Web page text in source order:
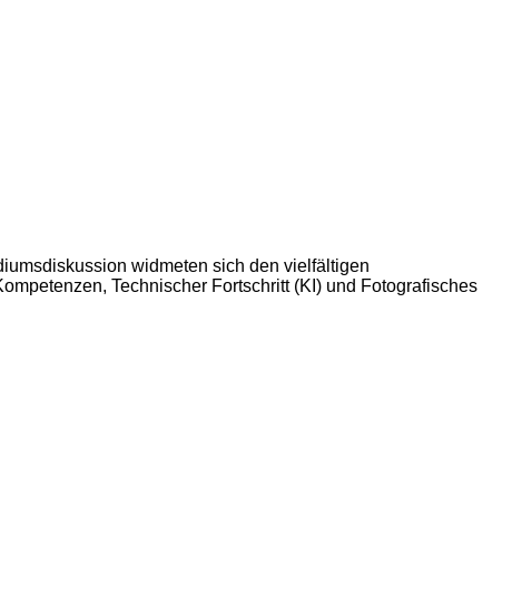
widmeten sich den vielfältigen
Technischer Fortschritt (KI) und Fotografisches